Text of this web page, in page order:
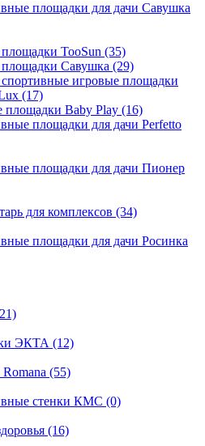
площадки для дачи Савушка
TooSun (35)
площадки Савушка (29)
игровые площадки
(17)
площадки Baby Play (16)
площадки для дачи Perfetto
площадки для дачи Пионер
для комплексов (34)
площадки для дачи Росинка
ЭКТА (12)
(55)
стенки КМС (0)
(16)